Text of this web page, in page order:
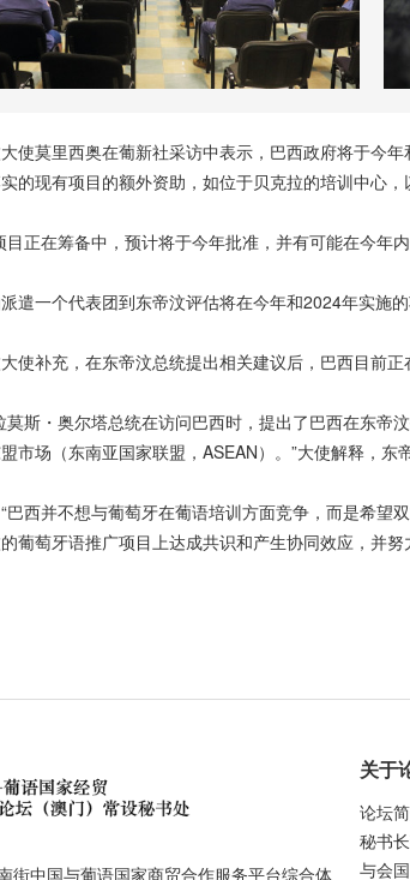
使莫里西奥在葡新社采访中表示，巴西政府将于今
的现有项目的额外资助，如位于贝克拉的培训中心
目正在筹备中，预计将于今年批准，并有可能在今年
遣一个代表团到东帝汶评估将在今年和2024年实施
使补充，在东帝汶总统提出相关建议后，巴西目前
莫斯・奥尔塔总统在访问巴西时，提出了巴西在东
市场（东南亚国家联盟，ASEAN）。”大使解释，
巴西并不想与葡萄牙在葡语培训方面竞争，而是希
葡萄牙语推广项目上达成共识和产生协同效应，并努
街中国与葡语国家商贸合作服务平台综合体
关于
论坛
秘书
与会国